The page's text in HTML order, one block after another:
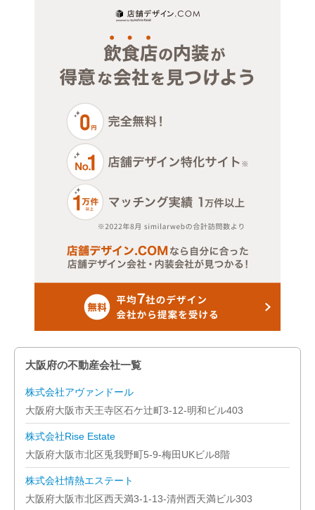
大阪府の不動産会社一覧
株式会社アヴァンドール
大阪府大阪市天王寺区石ケ辻町3-12-明和ビル403
株式会社Rise Estate
大阪府大阪市北区兎我野町5-9-梅田UKビル8階
株式会社情熱エステート
大阪府大阪市北区西天満3-1-13-清州西天満ビル303